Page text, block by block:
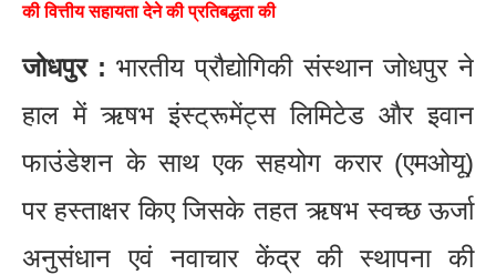
की वित्तीय सहायता देने की प्रतिबद्धता की
जोधपुर : भारतीय प्रौद्योगिकी संस्थान जोधपुर ने
हाल में ऋषभ इंस्ट्रूमेंट्स लिमिटेड और इवान
फाउंडेशन के साथ एक सहयोग करार (एमओयू)
पर हस्ताक्षर किए जिसके तहत ऋषभ स्वच्छ ऊर्जा
अनुसंधान एवं नवाचार केंद्र की स्थापना की